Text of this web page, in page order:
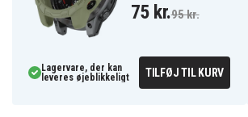
Artikkelnr
Farve Grå
75 kr.95 kr.
Lagervare, der kan
leveres øjeblikkeligt
TILFØJ TIL KURV